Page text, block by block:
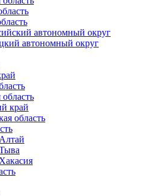
автономный округ
автономный округ
край
область